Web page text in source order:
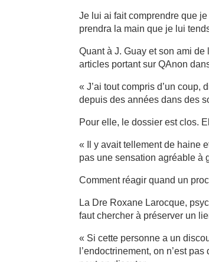
Je lui ai fait comprendre que
prendra la main que je lui
Quant à J. Guay et son ami
articles portant sur QAnon
« J’ai tout compris d’un coup,
depuis des années dans des
Pour elle, le dossier est clos.
« Il y avait tellement de haine
pas une sensation agréable à
Comment réagir quand un
La Dre Roxane Larocque,
faut chercher à préserver un
« Si cette personne a un
l’endoctrinement, on n’est